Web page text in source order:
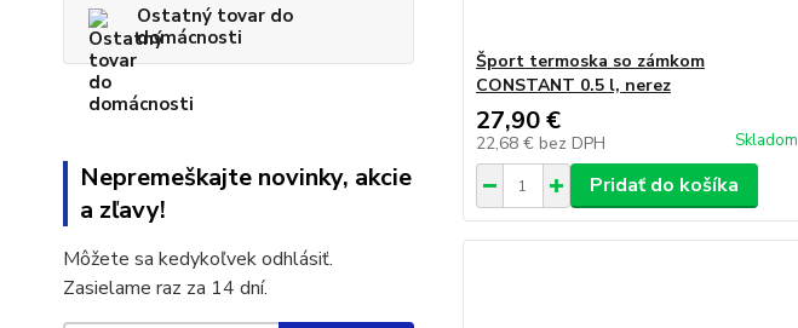
Ostatný tovar do
domácnosti
Nepremeškajte novinky, akcie
a zľavy!
Môžete sa kedykoľvek odhlásiť.
Zasielame raz za 14 dní.
Šport termoska so zámkom
CONSTANT 0.5 l, nerez
27,90 €
22,68 € bez DPH Skladom
Pridať do košíka